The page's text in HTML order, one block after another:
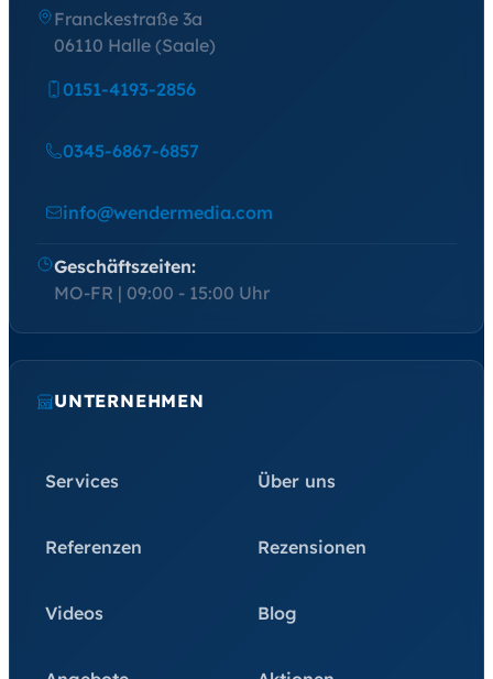
Franckestraße 3a
06110 Halle (Saale)
0151-4193-2856
0345-6867-6857
info@wendermedia.com
Geschäftszeiten:
MO-FR | 09:00 - 15:00 Uhr
UNTERNEHMEN
Services Über uns
Referenzen Rezensionen
Videos Blog